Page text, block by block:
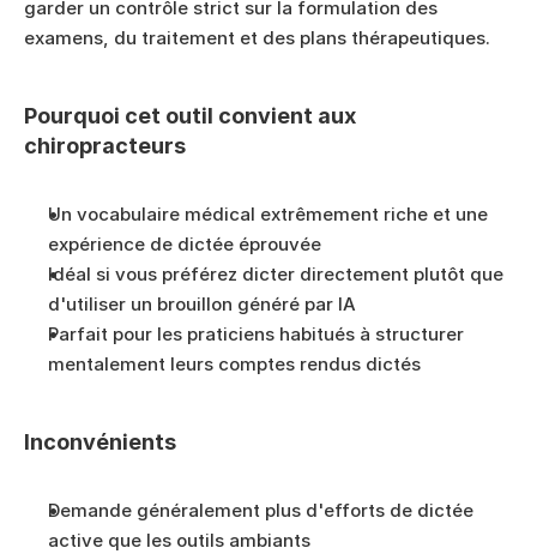
garder un contrôle strict sur la formulation des
examens, du traitement et des plans thérapeutiques.
Pourquoi cet outil convient aux
chiropracteurs
Un vocabulaire médical extrêmement riche et une
expérience de dictée éprouvée
Idéal si vous préférez dicter directement plutôt que
d'utiliser un brouillon généré par IA
Parfait pour les praticiens habitués à structurer
mentalement leurs comptes rendus dictés
Inconvénients
Demande généralement plus d'efforts de dictée
active que les outils ambiants